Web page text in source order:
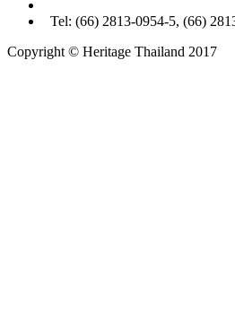
Tel: (66) 2813-0954-5, (66)
Copyright © Heritage Thailand 2017